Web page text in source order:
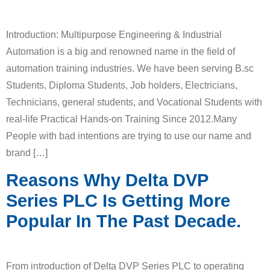
Introduction: Multipurpose Engineering & Industrial
Automation is a big and renowned name in the field of
automation training industries. We have been serving B.sc
Students, Diploma Students, Job holders, Electricians,
Technicians, general students, and Vocational Students with
real-life Practical Hands-on Training Since 2012.Many
People with bad intentions are trying to use our name and
brand […]
Reasons Why Delta DVP
Series PLC Is Getting More
Popular In The Past Decade.
From introduction of Delta DVP Series PLC to operating